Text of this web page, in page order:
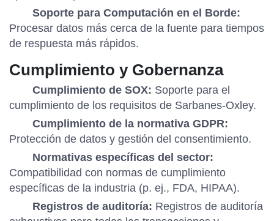
Soporte para Computación en el Borde:
Procesar datos más cerca de la fuente para tiempos
de respuesta más rápidos.
Cumplimiento y Gobernanza
Cumplimiento de SOX: Soporte para el
cumplimiento de los requisitos de Sarbanes-Oxley.
Cumplimiento de la normativa GDPR:
Protección de datos y gestión del consentimiento.
Normativas específicas del sector:
Compatibilidad con normas de cumplimiento
específicas de la industria (p. ej., FDA, HIPAA).
Registros de auditoría: Registros de auditoría